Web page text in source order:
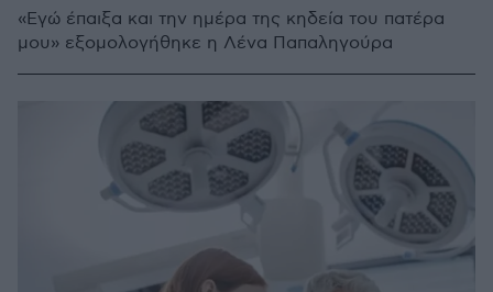
«Εγώ έπαιξα και την ημέρα της κηδεία του πατέρα
μου» εξομολογήθηκε η Λένα Παπαληγούρα